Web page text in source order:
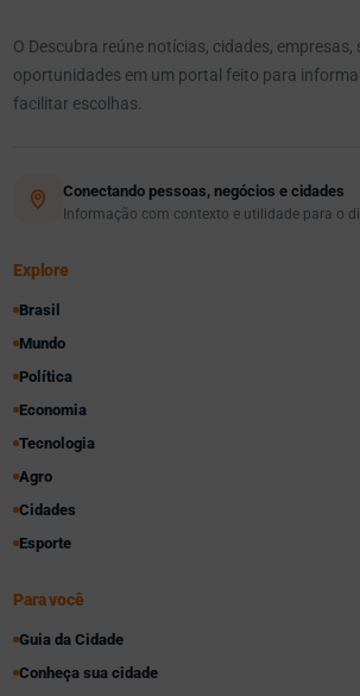
O Descubra reúne notícias, cidades, empresas,
oportunidades em um portal feito para
facilitar escolhas.
Conectando pessoas, negócios e cidades
Informação com contexto e utilidade para o
Explore
Brasil
Mundo
Política
Economia
Tecnologia
Agro
Cidades
Esporte
Para você
Guia da Cidade
Conheça sua cidade